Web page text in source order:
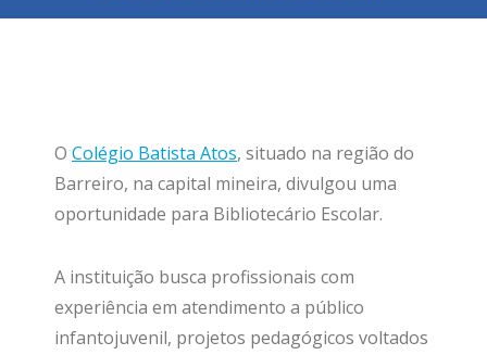
Você está aqui:
O Colégio Batista Atos, situado na região do
Barreiro, na capital mineira, divulgou uma
oportunidade para Bibliotecário Escolar.
A instituição busca profissionais com
experiência em atendimento a público
infantojuvenil, projetos pedagógicos voltados